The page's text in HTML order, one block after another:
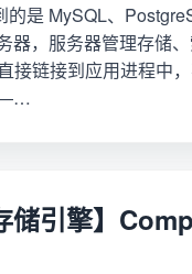
是 MySQL、
器，服务器管理存储
接链接到应用进程中
储引擎】